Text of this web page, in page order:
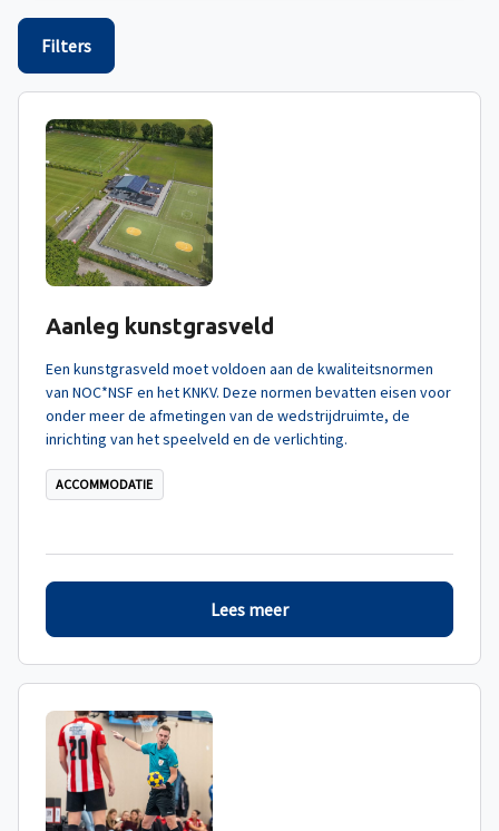
Filters
Aanleg kunstgrasveld
Een kunstgrasveld moet voldoen aan de kwaliteitsnormen
van NOC*NSF en het KNKV. Deze normen bevatten eisen voor
onder meer de afmetingen van de wedstrijdruimte, de
inrichting van het speelveld en de verlichting.
ACCOMMODATIE
Lees meer